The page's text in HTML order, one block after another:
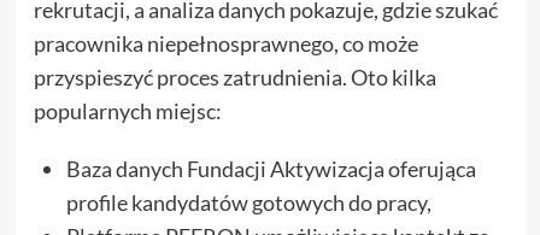
rekrutacji, a analiza danych pokazuje, gdzie szukać
pracownika niepełnosprawnego, co może
przyspieszyć proces zatrudnienia. Oto kilka
popularnych miejsc:
Baza danych Fundacji Aktywizacja oferująca
profile kandydatów gotowych do pracy,